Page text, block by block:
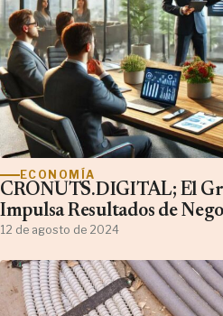
ECONOMÍA
CRONUTS.DIGITAL; El
Impulsa Resultados de
12 de agosto de 2024